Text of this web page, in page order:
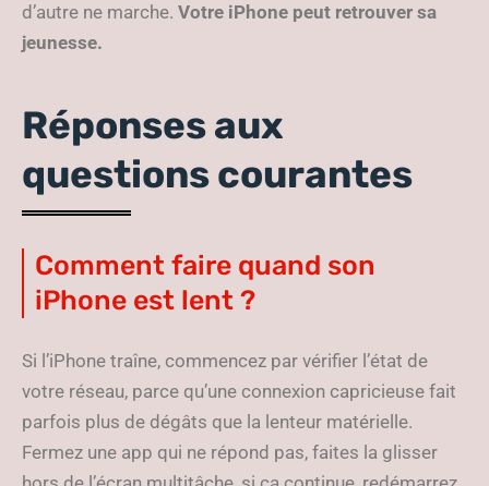
d’autre ne marche. Votre iPhone peut retrouver sa
jeunesse.
Réponses aux
questions courantes
Comment faire quand son
iPhone est lent ?
Si l’iPhone traîne, commencez par vérifier l’état de
votre réseau, parce qu’une connexion capricieuse fait
parfois plus de dégâts que la lenteur matérielle.
Fermez une app qui ne répond pas, faites la glisser